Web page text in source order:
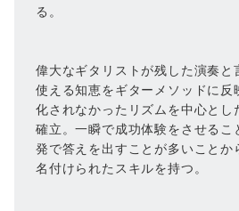
る。
偉大なギタリストが残した演奏と
使える知恵をギターメソッドに反
化されなかったリズムを中心とし
確立。一瞬で成功体験をさせるこ
発で答えを出すことが多いことか
名付けられたスキルを持つ。